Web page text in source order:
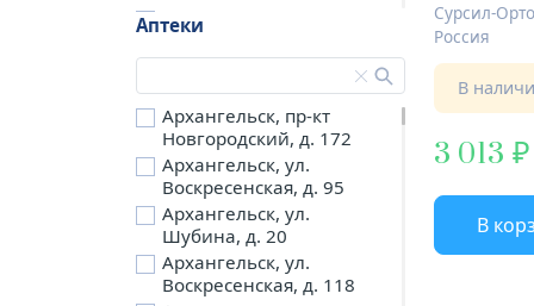
Северодвинск
д. Бережная
д. Петариха
д. Согра
п. Березник
п. Боброво
п. Вычегодский
п. Двинской,
Аптеки
Архангельск, пр-кт
Новгородский, д. 172
Архангельск, ул.
Воскресенская, д. 95
Архангельск, ул.
Шубина, д. 20
Архангельск, ул.
Воскресенская, д. 118
Сурсил-Орто
Россия
В
3 013
В